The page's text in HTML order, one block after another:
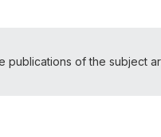
publications of the subject